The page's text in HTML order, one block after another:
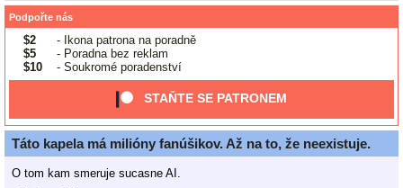
Podpořte nás
$2
- Ikona patrona na poradně
$5
- Poradna bez reklam
$10
- Soukromé poradenství
STAŇTE SE PATRONEM
Táto kapela má milióny fanúšikov. Až na to, že neexistuje.
O tom kam smeruje sucasne AI.